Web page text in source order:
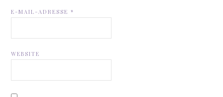
E-MAIL-ADRESSE*
WEBSITE